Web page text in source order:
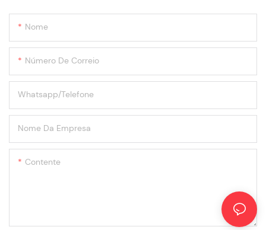
Nome
Número De Correio
Whatsapp/Telefone
Nome Da Empresa
Contente